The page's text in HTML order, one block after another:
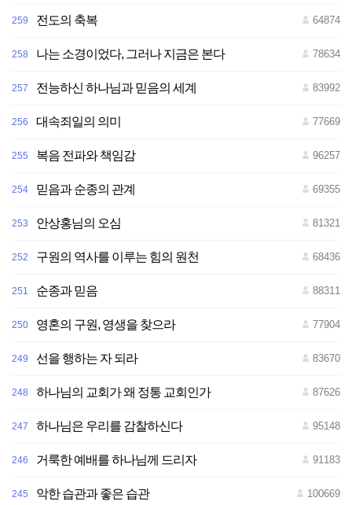
259 전도의 축복 64874
258 나는 소경이었다, 그러나 지금은 본다 78634
257 전능하신 하나님과 믿음의 세계 83992
256 대속죄일의 의미 77669
255 복음 전파와 책임감 96257
254 믿음과 순종의 관계 69355
253 안상홍님의 오심 81321
252 구원의 역사를 이루는 힘의 원천 68436
251 순종과 믿음 88311
250 영혼의 구원, 영생을 찾으라 77904
249 선을 행하는 자 되라 83670
248 하나님의 교회가 왜 정통 교회인가 87626
247 하나님은 우리를 감찰하신다 95148
246 거룩한 예배를 하나님께 드리자 91183
245 악한 습관과 좋은 습관 100669